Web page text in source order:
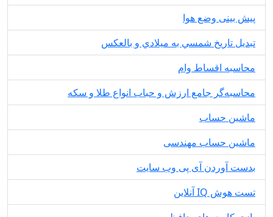
پیش بینی وضع هوا
تبديل تاريخ شمسي به ميلادي و بالعكس
محاسبه اقساط وام
محاسبه‌گر جامع ارزش و حباب انواع طلا و سکه
ماشین حساب
ماشین حساب مهندسی
بدست آوردن آی پی وب سایت
تست هوش IQ آنلاین